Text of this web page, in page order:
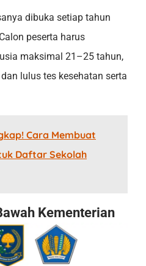
dibuka setiap tahun
peserta harus
maksimal 21–25 tahun,
lulus tes kesehatan serta
Cara Membuat
Daftar Sekolah
Kementerian